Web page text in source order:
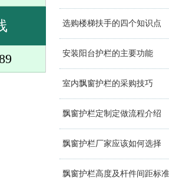
选购楼梯扶手的四个知识点
安装阳台护栏的主要功能
室内飘窗护栏的采购技巧
飘窗护栏定制定做流程介绍
飘窗护栏厂家应该如何选择
飘窗护栏高度及杆件间距标